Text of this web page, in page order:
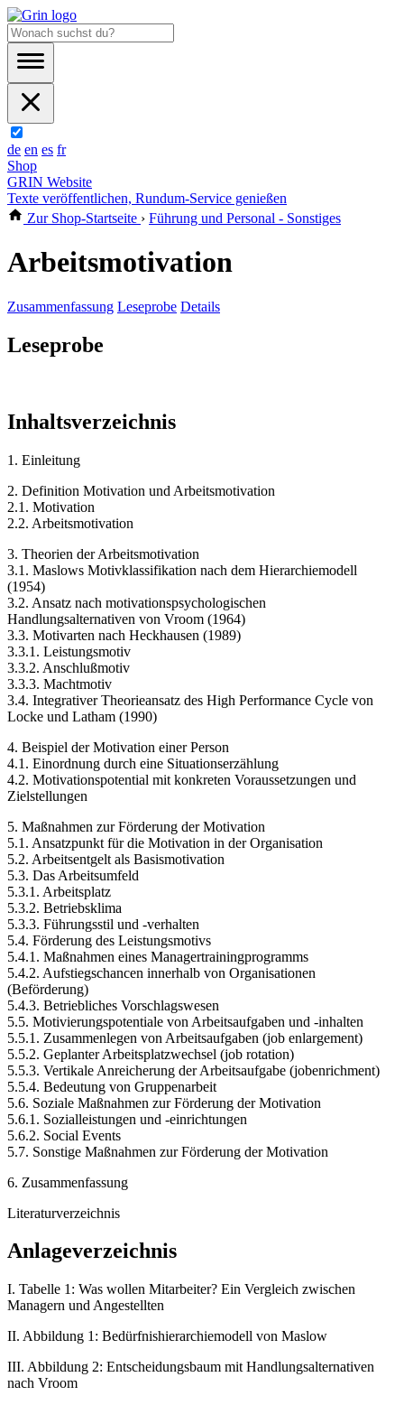
de en es fr
Shop
GRIN Website
Texte veröffentlichen, Rundum-Service genießen
Zur Shop-Startseite › Führung und Personal - Sonstiges
Arbeitsmotivation
Zusammenfassung Leseprobe Details
Leseprobe
Inhaltsverzeichnis
1. Einleitung
2. Definition Motivation und Arbeitsmotivation
2.1. Motivation
2.2. Arbeitsmotivation
3. Theorien der Arbeitsmotivation
3.1. Maslows Motivklassifikation nach dem Hierarchiemodell
(1954)
3.2. Ansatz nach motivationspsychologischen
Handlungsalternativen von Vroom (1964)
3.3. Motivarten nach Heckhausen (1989)
3.3.1. Leistungsmotiv
3.3.2. Anschlußmotiv
3.3.3. Machtmotiv
3.4. Integrativer Theorieansatz des High Performance Cycle von
Locke und Latham (1990)
4. Beispiel der Motivation einer Person
4.1. Einordnung durch eine Situationserzählung
4.2. Motivationspotential mit konkreten Voraussetzungen und
Zielstellungen
5. Maßnahmen zur Förderung der Motivation
5.1. Ansatzpunkt für die Motivation in der Organisation
5.2. Arbeitsentgelt als Basismotivation
5.3. Das Arbeitsumfeld
5.3.1. Arbeitsplatz
5.3.2. Betriebsklima
5.3.3. Führungsstil und -verhalten
5.4. Förderung des Leistungsmotivs
5.4.1. Maßnahmen eines Managertrainingprogramms
5.4.2. Aufstiegschancen innerhalb von Organisationen
(Beförderung)
5.4.3. Betriebliches Vorschlagswesen
5.5. Motivierungspotentiale von Arbeitsaufgaben und -inhalten
5.5.1. Zusammenlegen von Arbeitsaufgaben (job enlargement)
5.5.2. Geplanter Arbeitsplatzwechsel (job rotation)
5.5.3. Vertikale Anreicherung der Arbeitsaufgabe (jobenrichment)
5.5.4. Bedeutung von Gruppenarbeit
5.6. Soziale Maßnahmen zur Förderung der Motivation
5.6.1. Sozialleistungen und -einrichtungen
5.6.2. Social Events
5.7. Sonstige Maßnahmen zur Förderung der Motivation
6. Zusammenfassung
Literaturverzeichnis
Anlageverzeichnis
I. Tabelle 1: Was wollen Mitarbeiter? Ein Vergleich zwischen
Managern und Angestellten
II. Abbildung 1: Bedürfnishierarchiemodell von Maslow
III. Abbildung 2: Entscheidungsbaum mit Handlungsalternativen
nach Vroom